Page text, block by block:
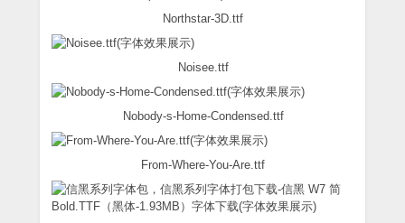
Northstar-3D.ttf
Noisee.ttf
Nobody-s-Home-Condensed.ttf
From-Where-You-Are.ttf